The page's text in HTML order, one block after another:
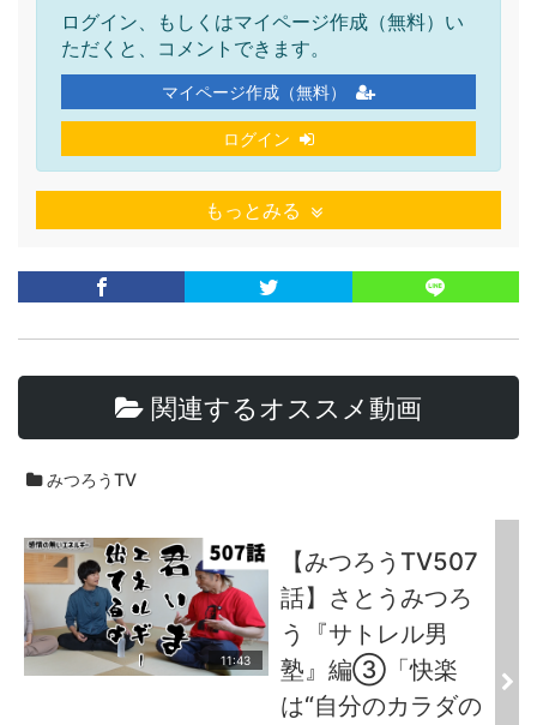
ログイン、もしくはマイページ作成（無料）い
ただくと、コメントできます。
マイページ作成（無料）
ログイン
もっとみる
関連するオススメ動画
みつろうTV
11:43
【みつろうTV507
話】さとうみつろ
う『サトレル男
塾』編③「快楽
は“自分のカラダの